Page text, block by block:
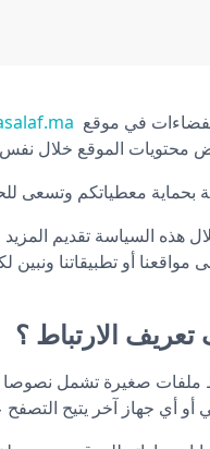
في موقع
محتويات الموقع خلال نفس
معطياتكم وتسعى
هذه السياسة تقديم
أو تطبيقاتنا ونبين
الارتباط ؟
ملفات صغيرة تشمل
أي جهاز آخر يتيح التصفح